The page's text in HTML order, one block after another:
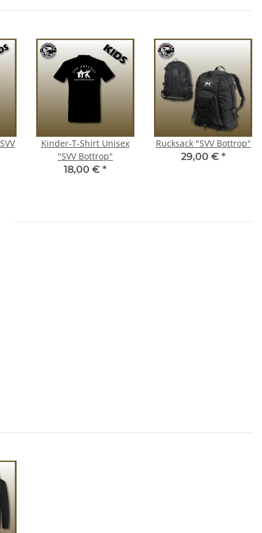
Kinder-T-Shirt Unisex
"SVV Bottrop"
18,00 € *
Rucksack "SVV Bottrop"
29,00 € *